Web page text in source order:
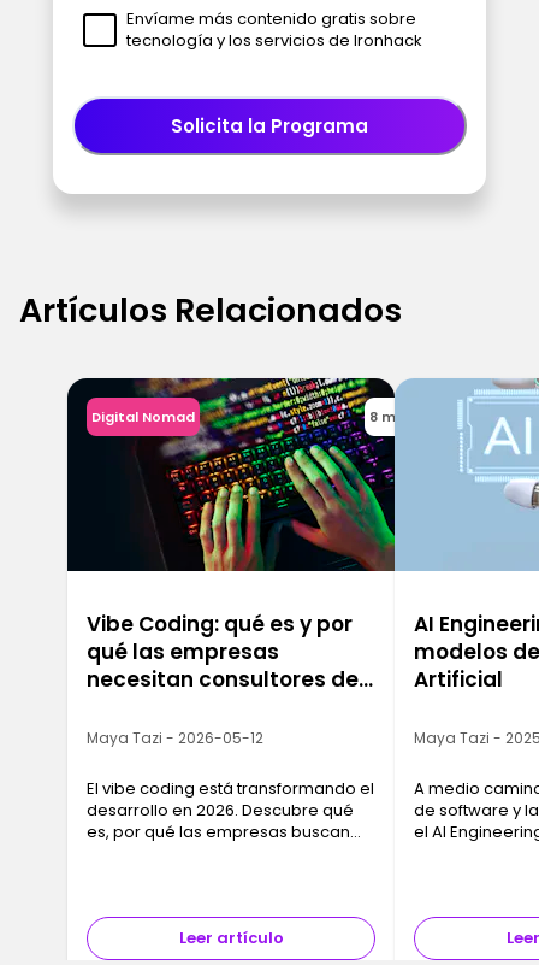
Envíame más contenido gratis sobre
tecnología y los servicios de Ironhack
Solicita la Programa
Artículos Relacionados
Digital Nomad 8 min
Vibe Coding: qué es y por
qué las empresas
necesitan consultores de
Maya Tazi - 2026-05-12
El vibe coding está transformando el
desarrollo en 2026. Descubre qué
es, por qué las empresas buscan
Leer artículo
AI
modelos
Artificial
Maya Tazi -
A medio
de software y
el AI